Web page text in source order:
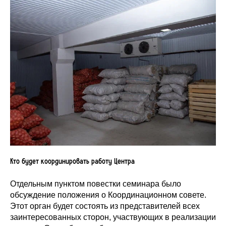
Кто будет координировать работу Центра
Отдельным пунктом повестки семинара было
обсуждение положения о Координационном совете.
Этот орган будет состоять из представителей всех
заинтересованных сторон, участвующих в реализации